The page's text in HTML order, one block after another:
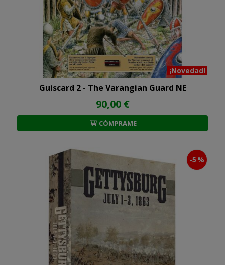
¡Novedad!
Guiscard 2 - The Varangian Guard NE
90,00 €
CÓMPRAME
-5 %